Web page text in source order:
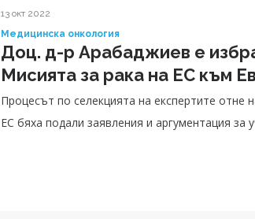
13 окт 2022
Медицинска онкология
Доц. д-р Арабаджиев е
Мисията за рака на ЕС към
Процесът по селекцията на експертите отне
ЕС бяха подали заявления и аргументация за